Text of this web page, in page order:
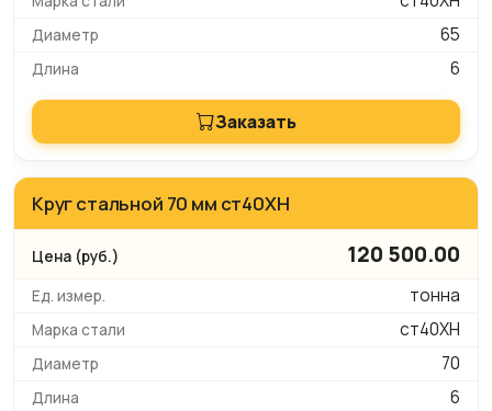
65
6
Заказать
Круг стальной 70 мм ст40ХН
120 500.00
тонна
ст40ХН
70
6